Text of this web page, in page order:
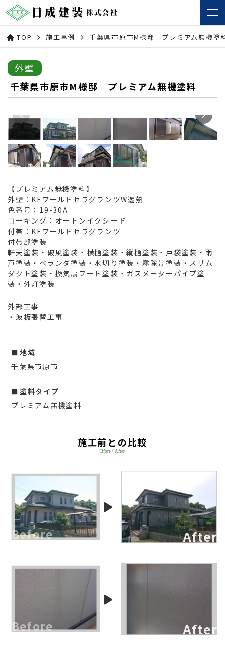
TOP 施工事例 千葉県市原市M様邸 プレミアム無機塗
外壁
千葉県市原市M様邸 プレミアム無機塗料
【プレミアム無機塗料】
外壁：KFワールドセラグランツW遮熱
色番号：19-30A
コーキング：オートンイクシード
付帯：KFワールドセラグランツ
付帯部塗装
軒天塗装・破風塗装・横樋塗装・縦樋塗装・戸袋塗装・雨
戸塗装・ベランダ塗装・水切り塗装・霧除け塗装・スリム
ダクト塗装・換気扇フード塗装・ガスメーターパイプ塗
装・外灯塗装
外部工事
・波板張替工事
地域
千葉県市原市
塗料タイプ
プレミアム無機塗料
施工前との比較
Bfore / After